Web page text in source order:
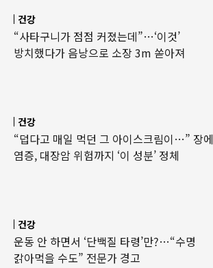
건강
“사타구니가 점점 커졌는데”…‘이것’
방치했다가 음낭으로 소장 3m 쏟아져
건강
“덥다고 매일 먹던 그 아이스크림이…” 장에
염증, 대장암 위험까지 ‘이 성분’ 정체
건강
운동 안 하면서 ‘단백질 타령’만?…“수명
갉아먹을 수도” 전문가 경고